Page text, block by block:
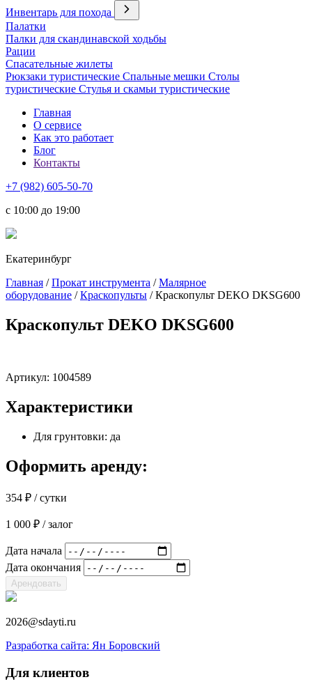
Инвентарь для похода
Палатки
Палки для скандинавской ходьбы
Рации
Спасательные жилеты
Рюкзаки туристические Спальные мешки Столы
туристические Стулья и скамьи туристические
Главная
О сервисе
Как это работает
Блог
Контакты
+7 (982) 605-50-70
c 10:00 до 19:00
Екатеринбург
Главная /Прокат инструмента /Малярное
оборудование /Краскопульты / Краскопульт DEKO DKSG600
Краскопульт DEKO DKSG600
Артикул: 1004589
Характеристики
Для грунтовки: да
Оформить аренду:
354 ₽ / сутки
1 000 ₽ / залог
Дата начала
Дата окончания
Арендовать
2026@sdayti.ru
Разработка сайта: Ян Боровский
Для клиентов